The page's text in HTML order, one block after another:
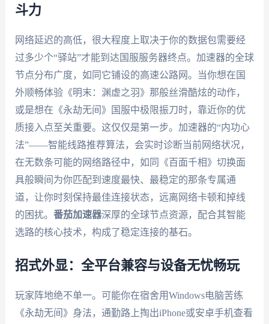
斗力
网络延迟的高低，很大程度上取决于你的数据包需要经
过多少个“驿站”才能到达国服服务器终点。加速器的全球
节点分布广度，如同它铺设的高速公路网。当你想在国
外顺畅体验《明末：渊虚之羽》那般丝滑酷炫的动作，
或是想在《永劫无间》国服中极限振刀时，靠近你的优
质接入点至关重要。这仅仅是第一步。加速器的“内功心
法”——智能线路推荐算法，会实时诊断当前网络状况，
在无数条可能的网络路径中，如同《百面千相》切换面
具般瞬间为你匹配到速度最快、最稳定的那条专属通
道，让你时刻保持最佳连接状态，远离网络卡顿和掉线
的困扰。 番茄加速器深厚的全球节点资源，配合其智能
选路的核心技术，构成了稳定连接的基石。
招式外显：全平台兼容与设备无忧畅玩
玩家阵地绝不单一。可能你在宿舍用Windows电脑苦练
《永劫无间》身法，通勤路上掏出iPhone或安卓手机查看